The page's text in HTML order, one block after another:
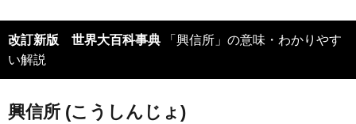
改訂新版 世界大百科事典 「興信所」の意味・わかりやす
い解説
興信所 (こうしんじょ)